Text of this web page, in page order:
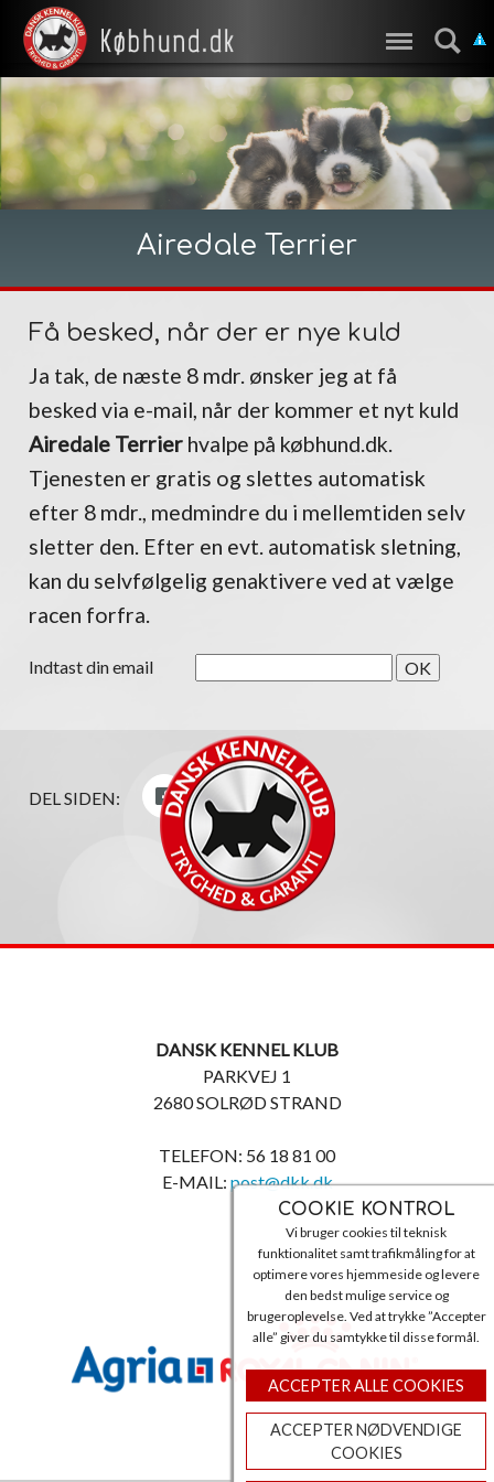
COOKIE KONTROL
Vi bruger cookies til teknisk
funktionalitet samt trafikmåling for at
optimere vores hjemmeside og levere
den bedst mulige service og
brugeroplevelse. Ved at trykke ”Accepter
alle” giver du samtykke til disse formål.
ACCEPTER ALLE COOKIES
ACCEPTER NØDVENDIGE
COOKIES
Airedale Terrier
Få besked, når der er nye kuld
Ja tak, de næste 8 mdr. ønsker jeg at få
besked via e-mail, når der kommer et nyt kuld
Airedale Terrier hvalpe på købhund.dk.
Tjenesten er gratis og slettes automatisk
efter 8 mdr., medmindre du i mellemtiden selv
sletter den. Efter en evt. automatisk sletning,
kan du selvfølgelig genaktivere ved at vælge
racen forfra.
Indtast din email
DEL SIDEN:
DANSK KENNEL KLUB
PARKVEJ 1
2680 SOLRØD STRAND
TELEFON: 56 18 81 00
E-MAIL: post@dkk.dk